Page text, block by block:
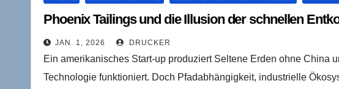
Phoenix Tailings und die Illusion der schnellen
JAN. 1, 2026 DRUCKER
Ein amerikanisches Start-up produziert Seltene Erden ohne China
Technologie funktioniert. Doch Pfadabhängigkeit, industrielle